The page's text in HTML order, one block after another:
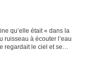
qu’elle était « dans la
ruisseau à écouter l’eau
regardait le ciel et se